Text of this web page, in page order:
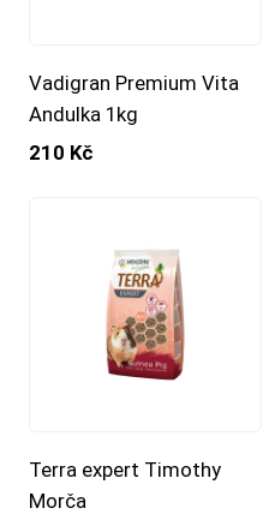
Vadigran Premium Vita
Andulka 1kg
210 Kč
Terra expert Timothy
Morča